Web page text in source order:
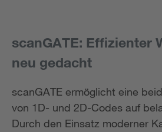
scanGATE: Effizienter
neu gedacht
scanGATE ermöglicht eine
von 1D- und 2D-Codes auf
Durch den Einsatz moderner